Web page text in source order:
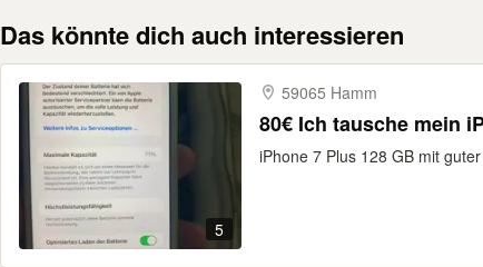
Das könnte dich auch interessieren
5
59065 Hamm
80€ Ich tausche mein
iPhone 7 Plus 128 GB mit